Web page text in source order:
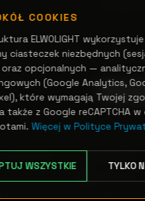
E-mail
sceniczne
COOKIES
ELWOLIGHT
ciasteczek niezbędnych
oraz opcjonalnych —
(Google Analytics,
które wymagają Twojej
także z Google reCAPTCHA
Więcej w Polityce
WSZYSTKIE TYLKO